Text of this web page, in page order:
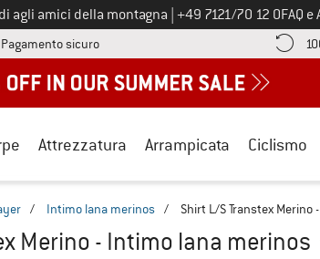
agli amici della montagna Chiamaci al numero
+49 7121/70 12 0FAQ
Pagamento sicuroQui trovi le informazioni di pagamento!
Attrezzatura Arrampicata Ciclismo
/ Intimo lana merinos / Shirt L/S Transtex
Merino - Intimo lana merinos